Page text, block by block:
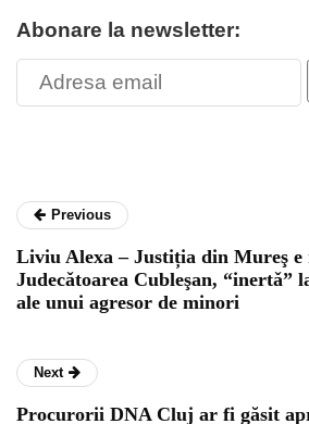
Abonare la newsletter:
Previous
Liviu Alexa – Justiția din Mureş e
Judecǎtoarea Cubleşan, “inertǎ”
ale unui agresor de minori
Next
Procurorii DNA Cluj ar fi găsit